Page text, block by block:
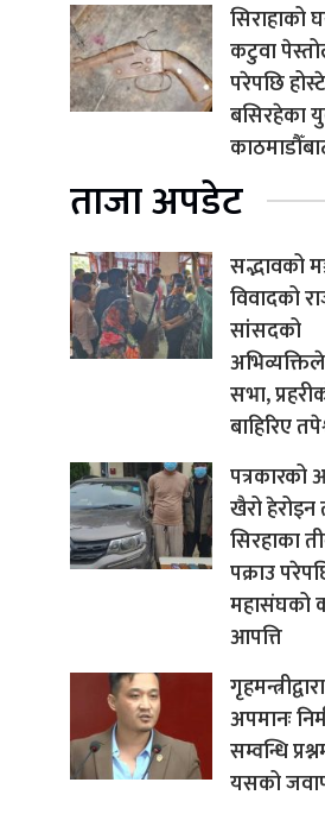
सिराहाको
कटुवा
परेपछि
बसिरहेका
ताजा अपडेट
सद्भावको
विवादको
सांसदको
सभा,
बाहिरिए
पत्रकारको
खैरो हेरोइन
सिरहाका
पक्राउ
महासंघको
आपत्ति
अपमानः
सम्वन्धि
यसको